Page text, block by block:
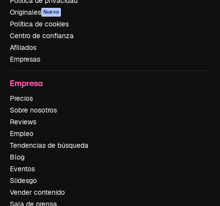
Originales Nuevo
Política de cookies
Centro de confianza
Afiliados
Empresas
Empresa
Precios
Sobre nosotros
Reviews
Empleo
Tendencias de búsqueda
Blog
Eventos
Slidesgo
Vender contenido
Sala de prensa